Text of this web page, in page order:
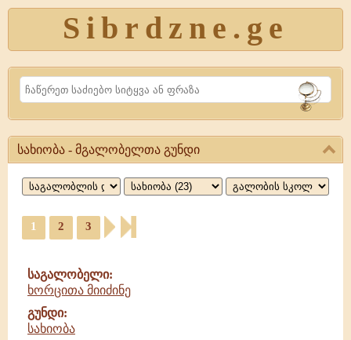
Sibrdzne.ge
Search
სახიობა,
მგალობელთა
სახიობა - მგალობელთა გუნდი
1 2 3
საგალობელი:
ხორცითა მიიძინე
გუნდი:
სახიობა